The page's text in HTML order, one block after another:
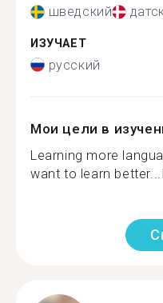
шведский
ИЗУЧАЕТ
русский
Мои цели в
Learning more
want to learn better...